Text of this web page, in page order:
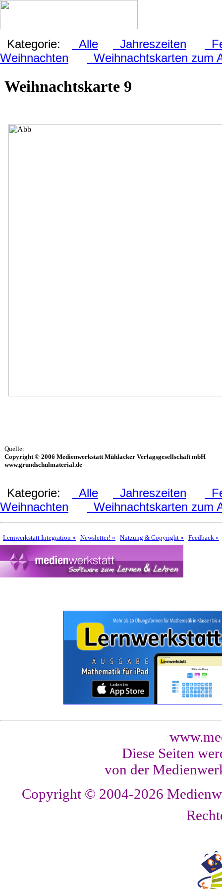
Kategorie: Alle Jahreszeiten
Weihnachten
Weihnachtskarten zum
Weihnachtskarte 9
Quelle:
Copyright © 2006 Medienwerkstatt Mühlacker Verlagsgesellschaft mbH
www.grundschulmaterial.de
Kategorie: Alle Jahreszeiten
Weihnachten
Weihnachtskarten zum
Lernwerkstatt Integration » Newsletter! » Nutzung & Copyright » Feedback »
Diese Seiten
von der
Copyright © 2004-2026